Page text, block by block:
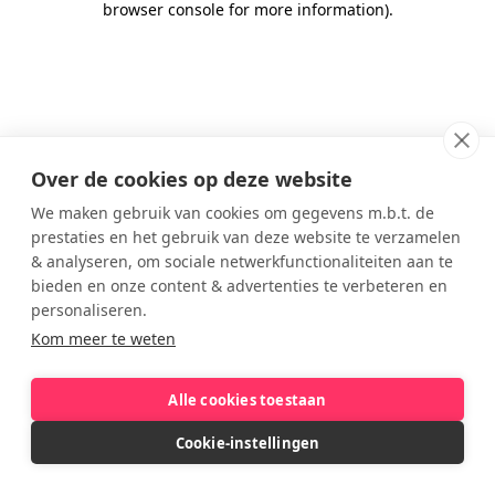
Over de cookies op deze website
We maken gebruik van cookies om gegevens m.b.t. de
prestaties en het gebruik van deze website te verzamelen
& analyseren, om sociale netwerkfunctionaliteiten aan te
bieden en onze content & advertenties te verbeteren en
personaliseren.
Kom meer te weten
Alle cookies toestaan
Cookie-instellingen
browser console for more information).